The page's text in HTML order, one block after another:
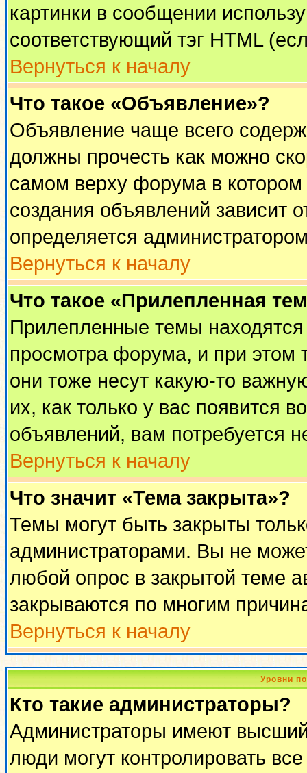
картинки в сообщении
соответствующий тэг HTML
Вернуться к началу
Что такое «Объявление»?
Объявление чаще всего
должны прочесть как можно
самом верху форума в
создания объявлений зависит
определяется
Вернуться к началу
Что такое «Прилепленная
Прилепленные темы
просмотра форума, и при этом
они тоже несут какую-то
их, как только у вас появится
объявлений, вам потребуется
Вернуться к началу
Что значит «Тема закрыта»?
Темы могут быть закрыты
администраторами. Вы не
любой опрос в закрытой теме
закрываются по многим
Вернуться к началу
Уровни
Кто такие администраторы?
Администраторы имеют
люди могут контролировать